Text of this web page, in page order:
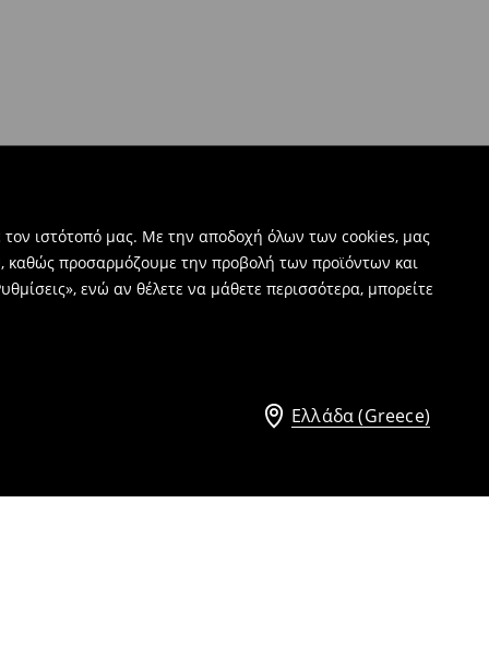
τον ιστότοπό μας. Με την αποδοχή όλων των cookies, μας
καθώς προσαρμόζουμε την προβολή των προϊόντων και
ενώ αν θέλετε να μάθετε περισσότερα, μπορείτε
Ελλάδα (Greece)